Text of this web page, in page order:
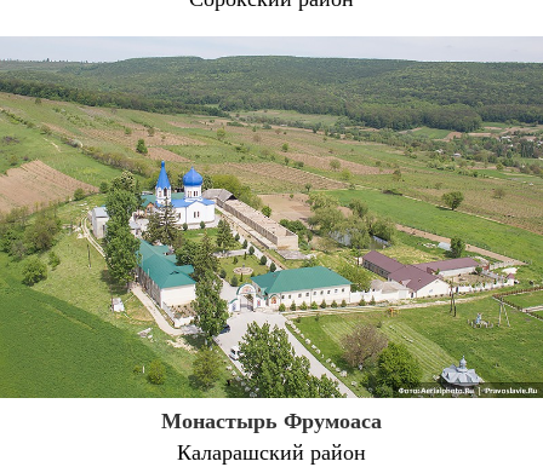
Монастырь Фрумоаса
Каларашский район